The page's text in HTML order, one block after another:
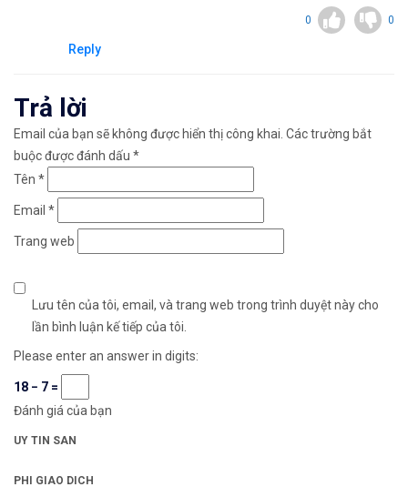
0 0
Reply
Trả lời
Email của bạn sẽ không được hiển thị công khai. Các trường bắt
buộc được đánh dấu *
Tên *
Email *
Trang web
Lưu tên của tôi, email, và trang web trong trình duyệt này cho
lần bình luận kế tiếp của tôi.
Please enter an answer in digits:
18 − 7 =
Đánh giá của bạn
UY TIN SAN
PHI GIAO DICH